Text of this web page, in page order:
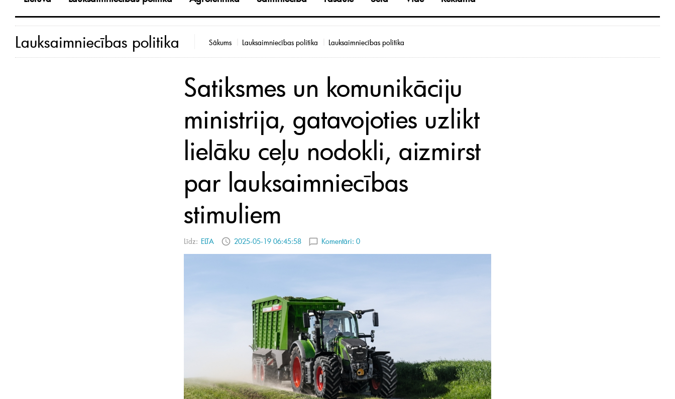
Lauksaimniecības politika Sākums Lauksaimniecības politika Lauksaimniecības politika
Satiksmes un komunikāciju
ministrija, gatavojoties uzlikt
lielāku ceļu nodokli, aizmirst
par lauksaimniecības
stimuliem
Līdz: ELTA 2025-05-19 06:45:58 Komentāri: 0